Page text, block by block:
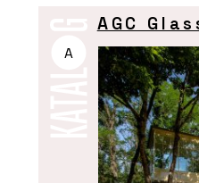
A
AGC